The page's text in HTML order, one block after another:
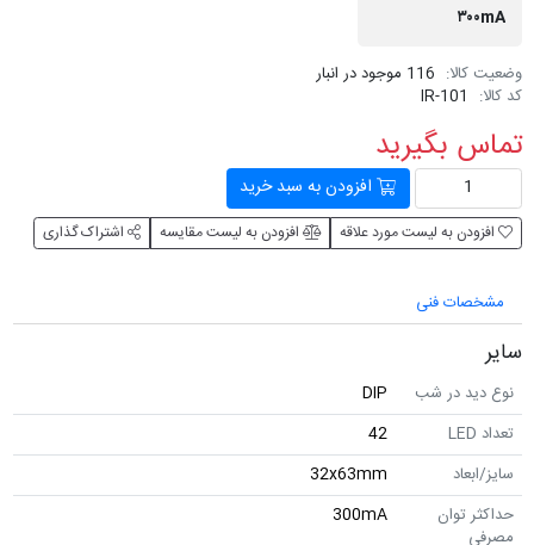
۳۰۰mA
وضعیت کالا: 116 موجود در انبار
کد کالا: IR-101
تماس بگیرید
افزودن به سبد خرید
افزودن به لیست مورد علاقه افزودن به لیست مقایسه اشتراک گذاری
مشخصات فنی
سایر
نوع دید در شب
DIP
تعداد LED
42
سایز/ابعاد
32x63mm
حداکثر توان
مصرفی
300mA